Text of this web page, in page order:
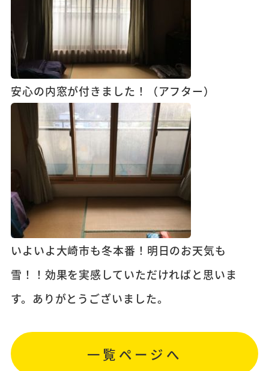
安心の内窓が付きました！（アフター）
いよいよ大崎市も冬本番！明日のお天気も
雪！！効果を実感していただければと思いま
す。ありがとうございました。
一覧ページへ